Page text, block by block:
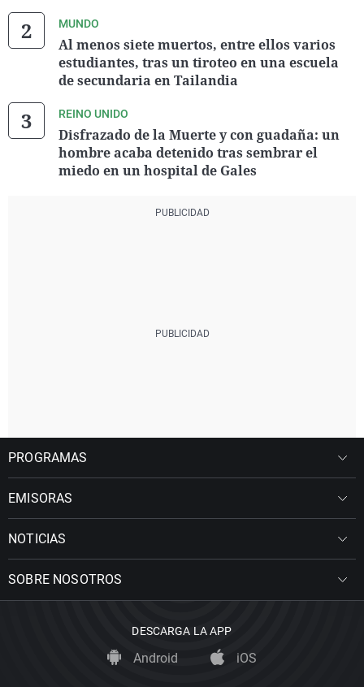
MUNDO
Al menos siete muertos, entre ellos varios
estudiantes, tras un tiroteo en una escuela
de secundaria en Tailandia
REINO UNIDO
Disfrazado de la Muerte y con guadaña: un
hombre acaba detenido tras sembrar el
miedo en un hospital de Gales
PROGRAMAS
EMISORAS
NOTICIAS
SOBRE NOSOTROS
DESCARGA LA APP
Android iOS